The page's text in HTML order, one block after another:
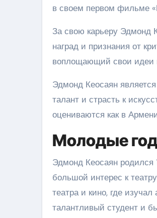
в своем первом фильме
За свою карьеру Эдмонд
наград и признания от
воплощающий свои идеи
Эдмонд Кеосаян
талант и страсть к
оцениваются как в
Молодые
Эдмонд Кеосаян родился
большой интерес к
театра и кино, где
талантливый студент и